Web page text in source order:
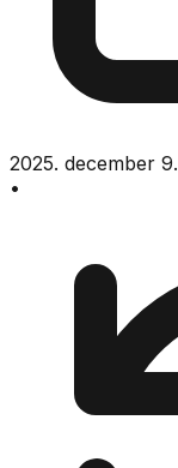
2025. december 9.
•